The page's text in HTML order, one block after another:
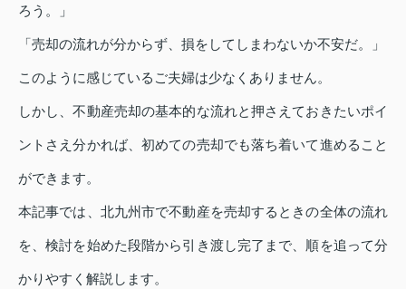
ろう。」
「売却の流れが分からず、損をしてしまわないか不安だ。」
このように感じているご夫婦は少なくありません。
しかし、不動産売却の基本的な流れと押さえておきたいポイ
ントさえ分かれば、初めての売却でも落ち着いて進めること
ができます。
本記事では、北九州市で不動産を売却するときの全体の流れ
を、検討を始めた段階から引き渡し完了まで、順を追って分
かりやすく解説します。